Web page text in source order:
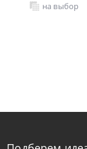
на выбор